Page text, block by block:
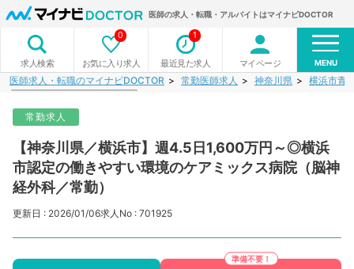
医師の求人・転職・アルバイトはマイナビDOCTOR
求人検索 お気に入り求人
0
最近見た求人
1
マイページ MENU
医師求人・転職のマイナビDOCTOR 常勤医師求人 神奈川県 横浜市青
常勤求人
【神奈川県／横浜市】週4.5日1,600万円～◎横浜
市認定の働きやすい環境のケアミックス病院（脳神
経外科／常勤）
更新日 : 2026/01/06求人No : 701925